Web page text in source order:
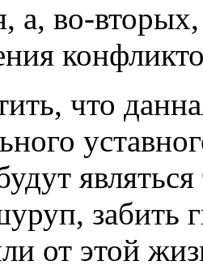
а, во-
что
забить
от этой